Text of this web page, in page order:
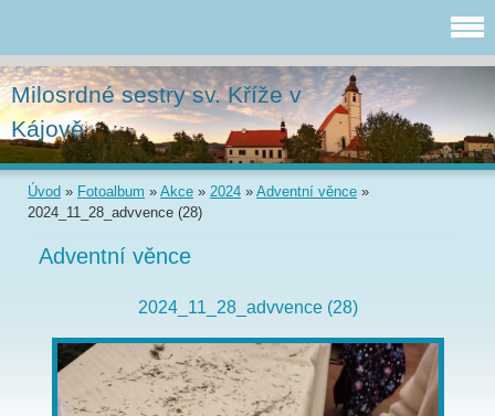
Milosrdné sestry sv. Kříže v
Kájově
Úvod » Fotoalbum » Akce » 2024 » Adventní věnce »
2024_11_28_advvence (28)
Adventní věnce
2024_11_28_advvence (28)